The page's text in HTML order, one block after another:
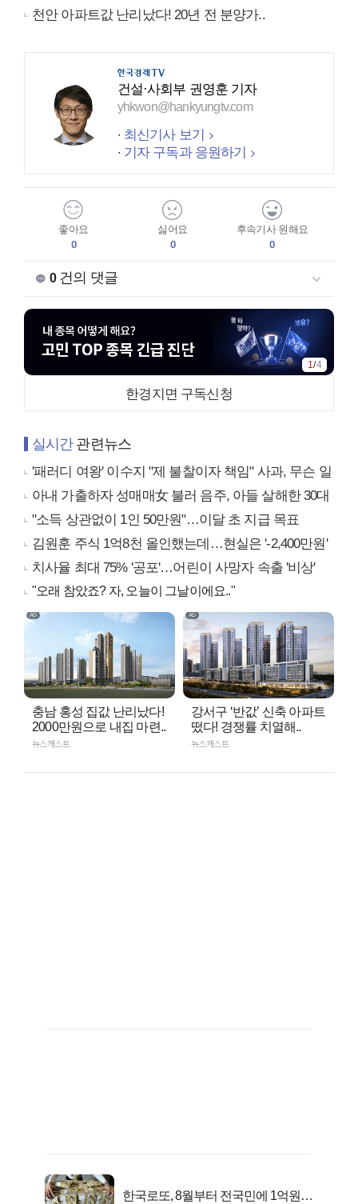
천안 아파트값 난리났다! 20년 전 분양가..
건설·사회부 권영훈 기자
yhkwon@hankyungtv.com
최신기사 보기
기자 구독과 응원하기
좋아요
0
싫어요
0
후속기사 원해요
0
0건의 댓글
1 /4
한경지면 구독신청
실시간관련뉴스
'패러디 여왕' 이수지 "제 불찰이자 책임" 사과, 무슨 일
아내 가출하자 성매매女 불러 음주, 아들 살해한 30대
"소득 상관없이 1인 50만원"…이달 초 지급 목표
김원훈 주식 1억8천 올인했는데…현실은 '-2,400만원'
치사율 최대 75% '공포'…어린이 사망자 속출 '비상'
"오래 참았죠? 자, 오늘이 그날이에요.."
충남 홍성 집값 난리났다!
2000만원으로 내집 마련..
뉴스캐스트
강서구 ‘반값’ 신축 아파트
떴다! 경쟁률 치열해..
뉴스캐스트
한국로또, 8월부터 전국민에 1억원씩